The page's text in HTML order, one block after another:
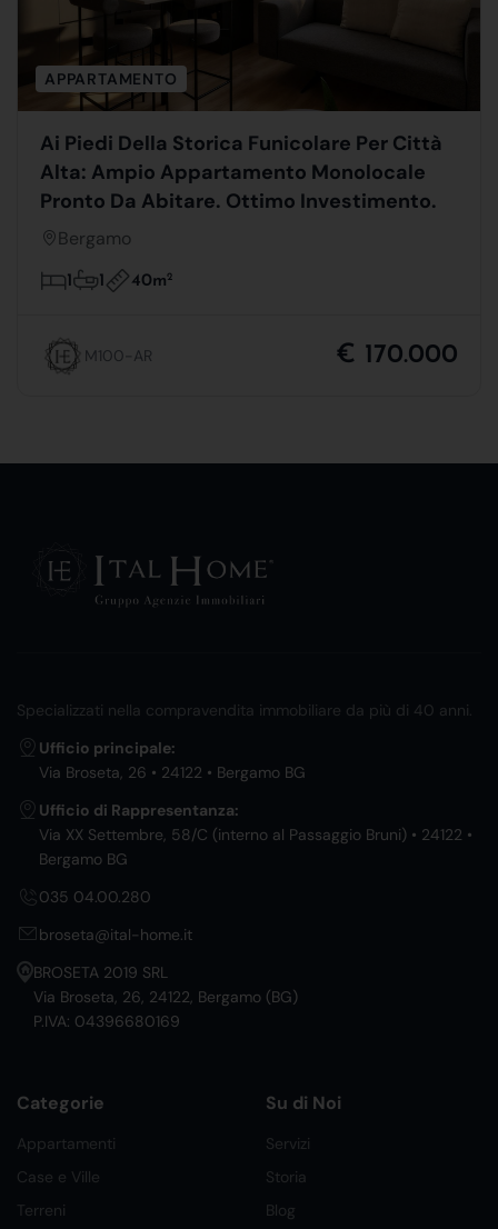
APPARTAMENTO
Ai Piedi Della Storica Funicolare Per Città
Alta: Ampio Appartamento Monolocale
Pronto Da Abitare. Ottimo Investimento.
Bergamo
1 1 40m2
M100-AR € 170.000
Specializzati nella compravendita immobiliare da più di 40 anni.
Ufficio principale:
Via Broseta, 26 • 24122 • Bergamo BG
Ufficio di Rappresentanza:
Via XX Settembre, 58/C (interno al Passaggio Bruni) • 24122 •
Bergamo BG
035 04.00.280
broseta@ital-home.it
BROSETA 2019 SRL
Via Broseta, 26, 24122, Bergamo (BG)
P.IVA: 04396680169
Categorie
Appartamenti
Case e Ville
Terreni
Su di Noi
Servizi
Storia
Blog